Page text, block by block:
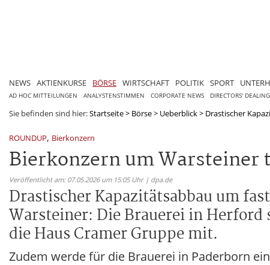
NEWS AKTIENKURSE BÖRSE WIRTSCHAFT POLITIK SPORT
AD HOC MITTEILUNGEN ANALYSTENSTIMMEN CORPORATE NEWS DIRECTORS'
Sie befinden sind hier:Startseite> Börse> Ueberblick> Drastischer
ROUNDUP, Bierkonzern
Bierkonzern um Warsteiner
Veröffentlicht am: 07.05.2026 um 15:05 Uhr | dpa.de
Drastischer Kapazitätsabbau um
Warsteiner: Die Brauerei in
die Haus Cramer Gruppe mit.
Zudem werde für die Brauerei in Paderborn